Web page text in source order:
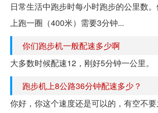
日常生活中跑步时每小时跑步的公里数
上跑一圈（400米）需要3分钟...
你们跑步机一般配速多少啊
大多数时候配速12，刚好5分钟一公里。
跑步机上8公路36分钟配速多少？
你好，你这个速度还是可以的，有空不